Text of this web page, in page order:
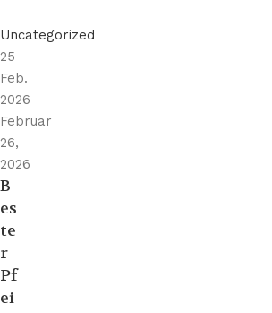
Uncategorized
25
Feb.
2026
Februar
26,
2026
B
es
te
r
Pf
ei